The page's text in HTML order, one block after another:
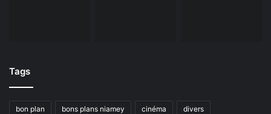
Tags
bon plan bons plans niamey cinéma divers